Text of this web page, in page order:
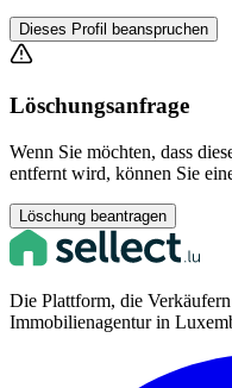
Dieses Profil beanspruchen
Löschungsanfrage
Wenn Sie möchten, dass
entfernt wird, können Sie
Löschung beantragen
Die Plattform, die
Immobilienagentur in